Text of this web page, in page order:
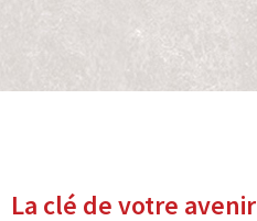
La clé de votre avenir